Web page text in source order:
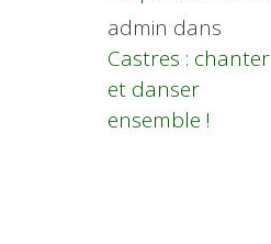
admin dans
Castres : chanter
et danser
ensemble !